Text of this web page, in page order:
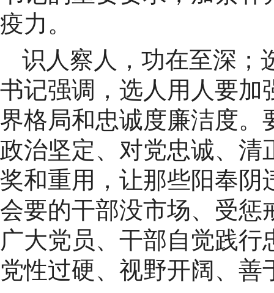
疫力。
识人察人，功在至深；
书记强调，选人用人要加
界格局和忠诚度廉洁度。
政治坚定、对党忠诚、清
奖和重用，让那些阳奉阴
会要的干部没市场、受惩
广大党员、干部自觉践
党性过硬、视野开阔、